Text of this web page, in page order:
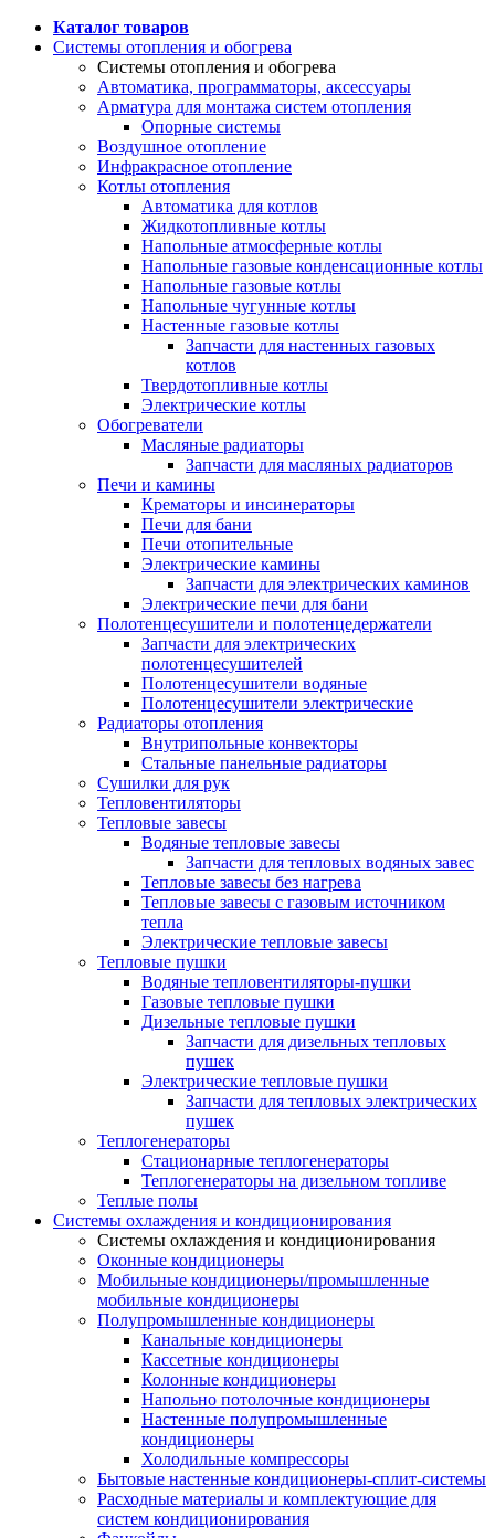
Каталог товаров
Системы отопления и обогрева
Системы отопления и обогрева
Автоматика, программаторы, аксессуары
Арматура для монтажа систем отопления
Опорные системы
Воздушное отопление
Инфракрасное отопление
Котлы отопления
Автоматика для котлов
Жидкотопливные котлы
Напольные атмосферные котлы
Напольные газовые конденсационные котлы
Напольные газовые котлы
Напольные чугунные котлы
Настенные газовые котлы
Запчасти для настенных газовых
котлов
Твердотопливные котлы
Электрические котлы
Обогреватели
Масляные радиаторы
Запчасти для масляных радиаторов
Печи и камины
Крематоры и инсинераторы
Печи для бани
Печи отопительные
Электрические камины
Запчасти для электрических каминов
Электрические печи для бани
Полотенцесушители и полотенцедержатели
Запчасти для электрических
полотенцесушителей
Полотенцесушители водяные
Полотенцесушители электрические
Радиаторы отопления
Внутрипольные конвекторы
Стальные панельные радиаторы
Сушилки для рук
Тепловентиляторы
Тепловые завесы
Водяные тепловые завесы
Запчасти для тепловых водяных завес
Тепловые завесы без нагрева
Тепловые завесы с газовым источником
тепла
Электрические тепловые завесы
Тепловые пушки
Водяные тепловентиляторы-пушки
Газовые тепловые пушки
Дизельные тепловые пушки
Запчасти для дизельных тепловых
пушек
Электрические тепловые пушки
Запчасти для тепловых электрических
пушек
Теплогенераторы
Cтационарные теплогенераторы
Теплогенераторы на дизельном топливе
Теплые полы
Системы охлаждения и кондиционирования
Системы охлаждения и кондиционирования
Оконные кондиционеры
Мобильные кондиционеры/промышленные
мобильные кондиционеры
Полупромышленные кондиционеры
Канальные кондиционеры
Кассетные кондиционеры
Колонные кондиционеры
Напольно потолочные кондиционеры
Настенные полупромышленные
кондиционеры
Холодильные компрессоры
Бытовые настенные кондиционеры-сплит-системы
Расходные материалы и комплектующие для
систем кондиционирования